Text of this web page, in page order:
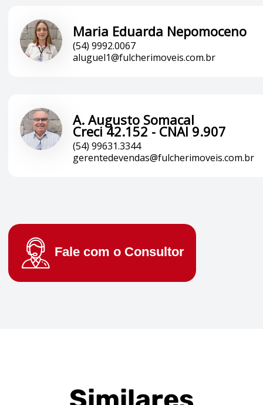
Maria Eduarda Nepomoceno
(54) 9992.0067
aluguel1@fulcherimoveis.com.br
A. Augusto Somacal
Creci 42.152 - CNAI 9.907
(54) 99631.3344
gerentedevendas@fulcherimoveis.com.br
Fale com o Consultor